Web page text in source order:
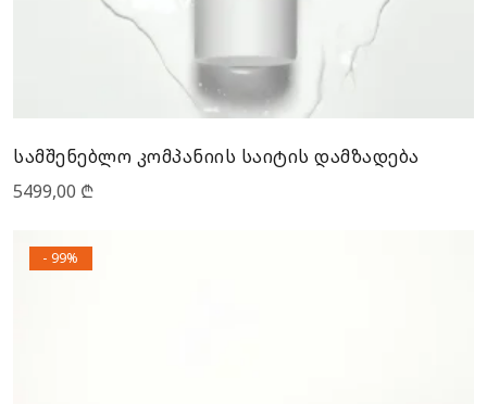
სამშენებლო კომპანიის საიტის დამზადება
5499,00 ₾
- 99%